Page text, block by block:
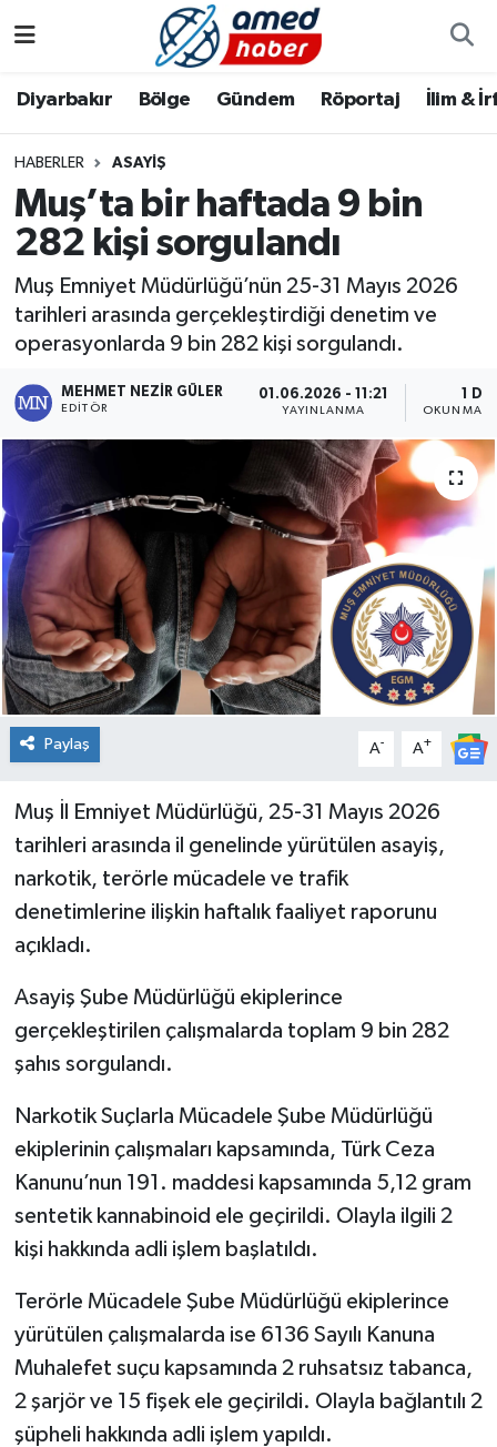
Diyarbakır Bölge Gündem Röportaj İlim &
HABERLER ASAYIŞ
Muş’ta bir haftada 9 bin
282 kişi sorgulandı
Muş Emniyet Müdürlüğü’nün 25-31 Mayıs 2026
tarihleri arasında gerçekleştirdiği denetim ve
operasyonlarda 9 bin 282 kişi sorgulandı.
MEHMET NEZIR GÜLER
EDITÖR
01.06.2026 - 11:21
YAYINLANMA
1 DK
OKUNMA
Paylaş A- A+
Muş İl Emniyet Müdürlüğü, 25-31 Mayıs 2026
tarihleri arasında il genelinde yürütülen asayiş,
narkotik, terörle mücadele ve trafik
denetimlerine ilişkin haftalık faaliyet raporunu
açıkladı.
Asayiş Şube Müdürlüğü ekiplerince
gerçekleştirilen çalışmalarda toplam 9 bin 282
şahıs sorgulandı.
Narkotik Suçlarla Mücadele Şube Müdürlüğü
ekiplerinin çalışmaları kapsamında, Türk Ceza
Kanunu’nun 191. maddesi kapsamında 5,12 gram
sentetik kannabinoid ele geçirildi. Olayla ilgili 2
kişi hakkında adli işlem başlatıldı.
Terörle Mücadele Şube Müdürlüğü ekiplerince
yürütülen çalışmalarda ise 6136 Sayılı Kanuna
Muhalefet suçu kapsamında 2 ruhsatsız tabanca,
2 şarjör ve 15 fişek ele geçirildi. Olayla bağlantılı 2
şüpheli hakkında adli işlem yapıldı.
Bölge
Röportaj
Foto Galeri
Yazarlar
Aile
Asayiş
Bilim & Teknoloji
Bölge
Genel
Güncel
Gündem
İlim & İrfan
Kültür & Sanat
KURDÎ
Sağlık
Sağlık & Yaşam
Siyaset
Spor
Diyarbakır Hava Durumu
Diyarbakır Namaz Vakitleri
Diyarbakır Trafik Yoğunluk Haritası
Süper Lig Puan Durumu ve Fikstür